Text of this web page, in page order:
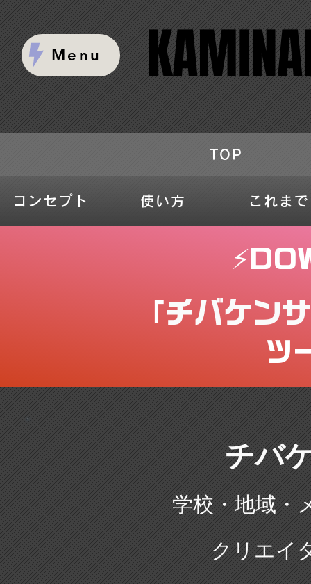
Menu
TOP
コンセプト 使い方 これまで
「チバケン
ツ
チバ
学校・地域・
クリエイ